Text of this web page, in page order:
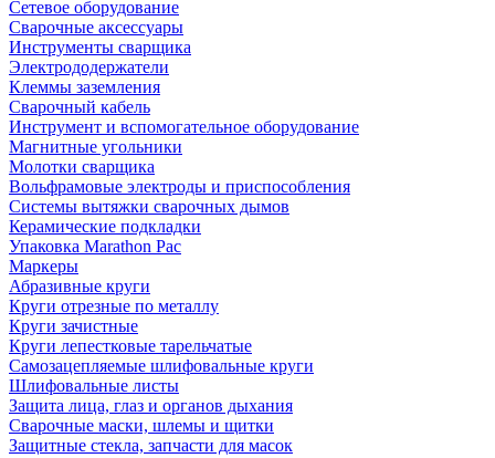
Сетевое оборудование
Сварочные аксессуары
Инструменты сварщика
Электрододержатели
Клеммы заземления
Сварочный кабель
Инструмент и вспомогательное оборудование
Магнитные угольники
Молотки сварщика
Вольфрамовые электроды и приспособления
Системы вытяжки сварочных дымов
Керамические подкладки
Упаковка Marathon Pac
Маркеры
Абразивные круги
Круги отрезные по металлу
Круги зачистные
Круги лепестковые тарельчатые
Самозацепляемые шлифовальные круги
Шлифовальные листы
Защита лица, глаз и органов дыхания
Сварочные маски, шлемы и щитки
Защитные стекла, запчасти для масок